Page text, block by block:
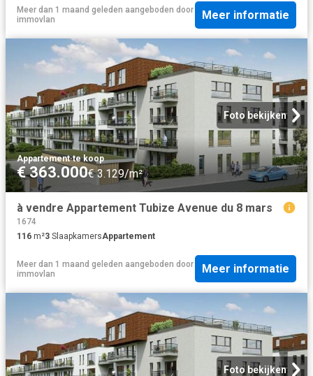
Meer dan 1 maand geleden aangeboden door
immovlan
Meer informatie
Foto bekijken
Appartement·te koop
€ 363.000€ 3.129/m²
à vendre Appartement Tubize Avenue du 8 mars
1674
116 m²3 SlaapkamersAppartement
Meer dan 1 maand geleden aangeboden door
immovlan
Meer informatie
Foto bekijken